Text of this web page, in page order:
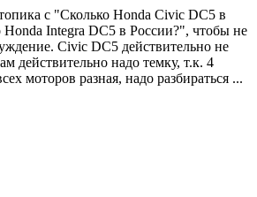
с "Сколько Honda Civic DC5 в
Integra DC5 в России?", чтобы не
Civic DC5 действительно не
действительно надо темку, т.к. 4
моторов разная, надо разбираться ...